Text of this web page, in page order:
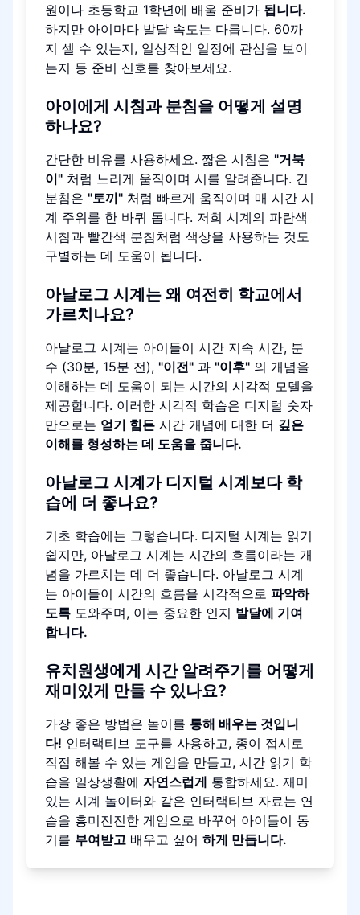
원이나 초등학교 1학년에 배울 준비가 됩니다.
하지만 아이마다 발달 속도는 다릅니다. 60까
지 셀 수 있는지, 일상적인 일정에 관심을 보이
는지 등 준비 신호를 찾아보세요.
아이에게 시침과 분침을 어떻게 설명
하나요?
간단한 비유를 사용하세요. 짧은 시침은 "거북
이" 처럼 느리게 움직이며 시를 알려줍니다. 긴
분침은 "토끼" 처럼 빠르게 움직이며 매 시간 시
계 주위를 한 바퀴 돕니다. 저희 시계의 파란색
시침과 빨간색 분침처럼 색상을 사용하는 것도
구별하는 데 도움이 됩니다.
아날로그 시계는 왜 여전히 학교에서
가르치나요?
아날로그 시계는 아이들이 시간 지속 시간, 분
수 (30분, 15분 전), "이전" 과 "이후" 의 개념을
이해하는 데 도움이 되는 시간의 시각적 모델을
제공합니다. 이러한 시각적 학습은 디지털 숫자
만으로는 얻기 힘든 시간 개념에 대한 더 깊은
이해를 형성하는 데 도움을 줍니다.
아날로그 시계가 디지털 시계보다 학
습에 더 좋나요?
기초 학습에는 그렇습니다. 디지털 시계는 읽기
쉽지만, 아날로그 시계는 시간의 흐름이라는 개
념을 가르치는 데 더 좋습니다. 아날로그 시계
는 아이들이 시간의 흐름을 시각적으로 파악하
도록 도와주며, 이는 중요한 인지 발달에 기여
합니다.
유치원생에게 시간 알려주기를 어떻게
재미있게 만들 수 있나요?
가장 좋은 방법은 놀이를 통해 배우는 것입니
다! 인터랙티브 도구를 사용하고, 종이 접시로
직접 해볼 수 있는 게임을 만들고, 시간 읽기 학
습을 일상생활에 자연스럽게 통합하세요. 재미
있는 시계 놀이터와 같은 인터랙티브 자료는 연
습을 흥미진진한 게임으로 바꾸어 아이들이 동
기를 부여받고 배우고 싶어 하게 만듭니다.